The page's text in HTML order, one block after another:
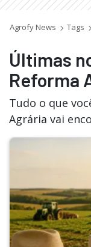
Agrofy News Tags
Últimas
Reforma
Tudo o que
Agrária vai